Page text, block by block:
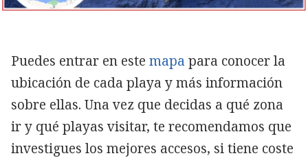
Puedes entrar en este mapa para conocer la
ubicación de cada playa y más información
sobre ellas. Una vez que decidas a qué zona
ir y qué playas visitar, te recomendamos que
investigues los mejores accesos, si tiene coste